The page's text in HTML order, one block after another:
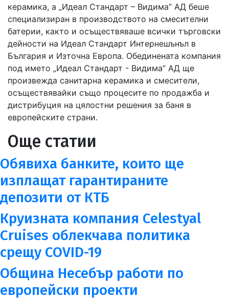
керамика, а „Идеал Стандарт – Видима” АД беше
специализиран в производството на смесителни
батерии, както и осъществяваше всички търговски
дейности на Идеал Стандарт Интернешънъл в
България и Източна Европа. Обединената компания
под името „Идеал Стандарт - Видима” АД ще
произвежда санитарна керамика и смесители,
осъществявайки също процесите по продажба и
дистрибуция на цялостни решения за баня в
европейските страни.
Още статии
Обявиха банките, които ще
изплащат гарантираните
депозити от КТБ
Круизната компания Celestyal
Cruises облекчава политика
срещу COVID-19
Община Несебър работи по
европейски проекти